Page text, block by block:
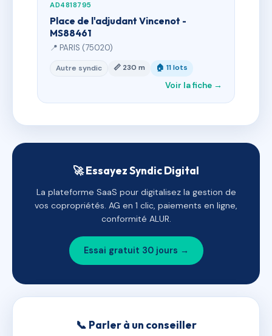
AD4818795
Place de l'adjudant Vincenot -
MS88461
📍 PARIS (75020)
Autre syndic 📏 230 m 🏠 11 lots
Voir la fiche →
🚀 Essayez Syndic Digital
La plateforme SaaS pour digitalisez la gestion de
vos copropriétés. AG en 1 clic, paiements en ligne,
conformité ALUR.
Essai gratuit 30 jours →
📞 Parler à un conseiller